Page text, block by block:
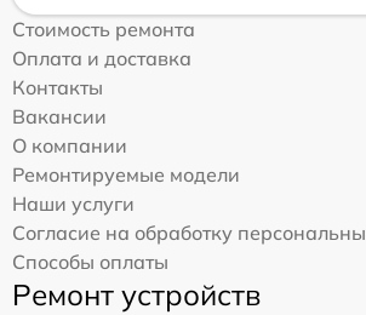
Стоимость ремонта
Оплата и доставка
Контакты
Вакансии
О компании
Ремонтируемые модели
Наши услуги
Согласие на обработку
Способы оплаты
Ремонт устройств